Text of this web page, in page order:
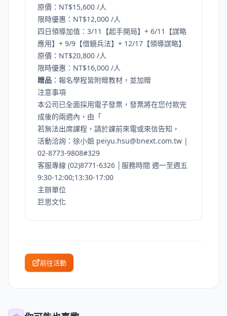
原價：NT$15,600 /人
限時優惠：NT$12,000 /人
四日領導加值：3/11【起手開局】+ 6/11【謀略
應用】+ 9/9【借鏡兵法】+ 12/17【領導謀略】
原價：NT$20,800 /人
限時優惠：NT$16,000 /人
贈品 ：報名學程皆附贈教材，並加贈
注意事項
本公司已全面採用電子發票，發票將在您付款完
成後的兩週內，由「
若無法出席課程，請於課前來電或來信告知，
活動洽詢：徐小姐 peiyu.hsu@bnext.com.tw |
02-8773-9808#329
客服專線 (02)8771-6326 │服務時間 週一至週五
9:30-12:00;13:30-17:00
主辦單位
巨思文化
前往活動